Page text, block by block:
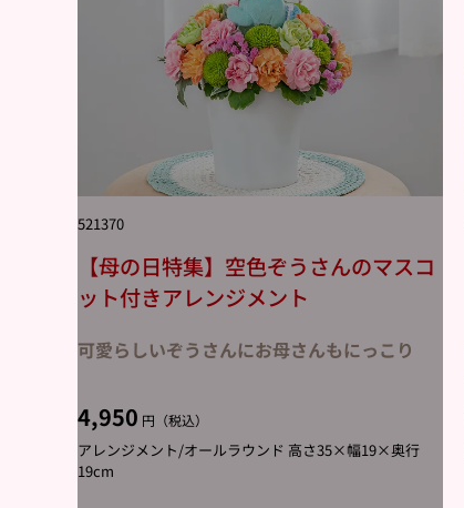
521370
【母の日特集】空色ぞうさんのマスコ
ット付きアレンジメント
可愛らしいぞうさんにお母さんもにっこり
4,950 円（税込）
アレンジメント/オールラウンド 高さ35×幅19×奥行
19cm